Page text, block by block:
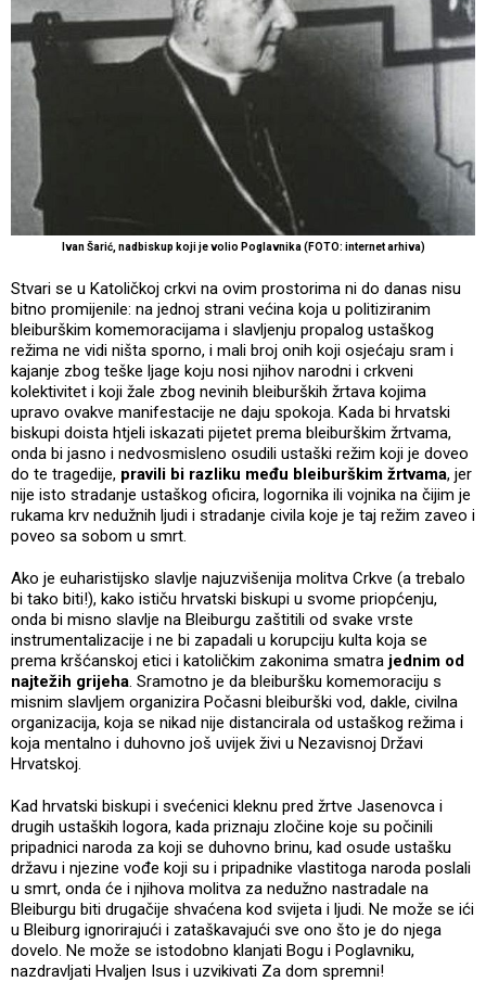
Ivan Šarić, nadbiskup koji je volio Poglavnika (FOTO: internet arhiva)
Stvari se u Katoličkoj crkvi na ovim prostorima ni do danas nisu
bitno promijenile: na jednoj strani većina koja u politiziranim
bleiburškim komemoracijama i slavljenju propalog ustaškog
režima ne vidi ništa sporno, i mali broj onih koji osjećaju sram i
kajanje zbog teške ljage koju nosi njihov narodni i crkveni
kolektivitet i koji žale zbog nevinih bleiburških žrtava kojima
upravo ovakve manifestacije ne daju spokoja. Kada bi hrvatski
biskupi doista htjeli iskazati pijetet prema bleiburškim žrtvama,
onda bi jasno i nedvosmisleno osudili ustaški režim koji je doveo
do te tragedije, pravili bi razliku među bleiburškim žrtvama, jer
nije isto stradanje ustaškog oficira, logornika ili vojnika na čijim je
rukama krv nedužnih ljudi i stradanje civila koje je taj režim zaveo i
poveo sa sobom u smrt.
Ako je euharistijsko slavlje najuzvišenija molitva Crkve (a trebalo
bi tako biti!), kako ističu hrvatski biskupi u svome priopćenju,
onda bi misno slavlje na Bleiburgu zaštitili od svake vrste
instrumentalizacije i ne bi zapadali u korupciju kulta koja se
prema kršćanskoj etici i katoličkim zakonima smatra jednim od
najtežih grijeha. Sramotno je da bleiburšku komemoraciju s
misnim slavljem organizira Počasni bleiburški vod, dakle, civilna
organizacija, koja se nikad nije distancirala od ustaškog režima i
koja mentalno i duhovno još uvijek živi u Nezavisnoj Državi
Hrvatskoj.
Kad hrvatski biskupi i svećenici kleknu pred žrtve Jasenovca i
drugih ustaških logora, kada priznaju zločine koje su počinili
pripadnici naroda za koji se duhovno brinu, kad osude ustašku
državu i njezine vođe koji su i pripadnike vlastitoga naroda poslali
u smrt, onda će i njihova molitva za nedužno nastradale na
Bleiburgu biti drugačije shvaćena kod svijeta i ljudi. Ne može se ići
u Bleiburg ignorirajući i zataškavajući sve ono što je do njega
dovelo. Ne može se istodobno klanjati Bogu i Poglavniku,
nazdravljati Hvaljen Isus i uzvikivati Za dom spremni!